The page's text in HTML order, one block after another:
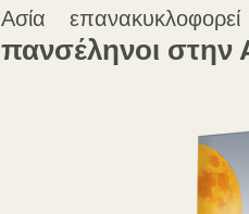
Ασία
πανσέληνοι στην